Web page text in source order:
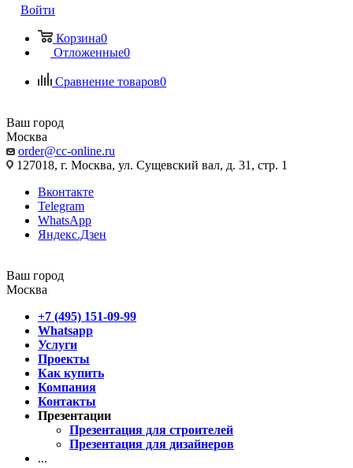
Войти
Корзина0
Отложенные0
Сравнение товаров0
Ваш город
Москва
order@cc-online.ru
127018, г. Москва, ул. Сущевский вал, д. 31, стр. 1
Вконтакте
Telegram
WhatsApp
Яндекс.Дзен
Ваш город
Москва
+7 (495) 151-09-99
Whatsapp
Услуги
Проекты
Как купить
Компания
Контакты
Презентации
Презентация для строителей
Презентация для дизайнеров
...